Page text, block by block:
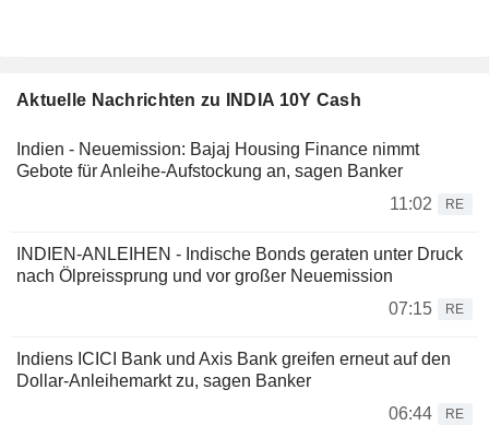
Aktuelle Nachrichten zu INDIA 10Y Cash
Indien - Neuemission: Bajaj Housing Finance nimmt
Gebote für Anleihe-Aufstockung an, sagen Banker
11:02
RE
INDIEN-ANLEIHEN - Indische Bonds geraten unter Druck
nach Ölpreissprung und vor großer Neuemission
07:15
RE
Indiens ICICI Bank und Axis Bank greifen erneut auf den
Dollar-Anleihemarkt zu, sagen Banker
06:44
RE